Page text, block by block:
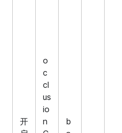
开
o
c
cl
us
io
n
b